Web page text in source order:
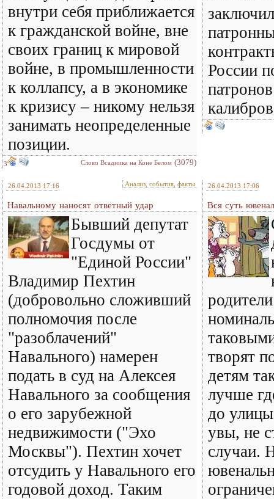
внутри себя приближается
к гражданской войне, вне
своих границ к мировой
войне, в промышленности
к коллапсу, а в экономике
к кризису – никому нельзя
занимать неопределенные
позиции.
3 Слово Всадника на Коне Белом (3079)
России
26.04.2013 17:16 Анализ, события, факты
Навальному наносят ответный удар
Бывший депутат
Госдумы от
"Единой России"
Владимир Пехтин
(добровольно сложивший
полномочия после
"разоблачений"
Навального) намерен
подать в суд на Алексея
Навального за сообщения
о его зарубежной
недвижимости ("Эхо
Москвы"). Пехтин хочет
отсудить у Навального его
годовой доход. Таким
26.04.2013 17:06
Вся суть
творят
детям
лучше
до
увы, не
случаи.